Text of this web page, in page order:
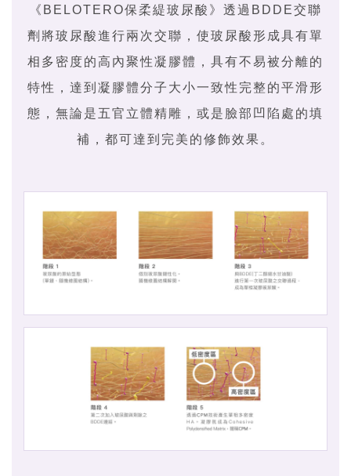
《BELOTERO保柔緹玻尿酸》透過BDDE交聯
劑將玻尿酸進行兩次交聯，使玻尿酸形成具有單
相多密度的高內聚性凝膠體，具有不易被分離的
特性，達到凝膠體分子大小一致性完整的平滑形
態，無論是五官立體精雕，或是臉部凹陷處的填
補，都可達到完美的修飾效果。